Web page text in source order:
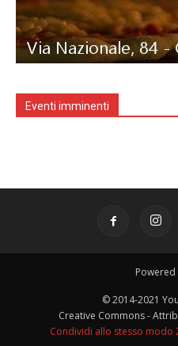
Eventi imminenti
Powered
© 2014-2021
Creative Commons -
Condividi allo stesso modo